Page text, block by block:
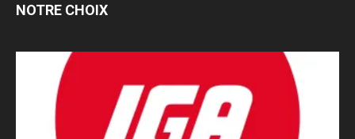
NOTRE CHOIX